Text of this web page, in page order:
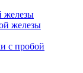
железы
железы
с пробой